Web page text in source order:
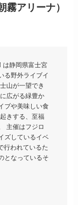
霧アリーナ）
は静岡県富士宮
る野外ライブイ
山が一望でき
広がる緑豊か
ブや美味しい食
きする、至福
主催はフジロ
ズしているイベ
行われているた
となっているそ